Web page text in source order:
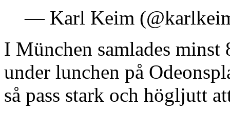
— Karl Keim
I München samlades
under lunchen på
så pass stark och högljutt